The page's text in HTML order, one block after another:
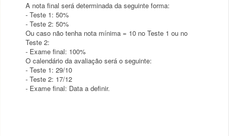
A nota final será determinada da seguinte forma:
- Teste 1: 50%
- Teste 2: 50%
Ou caso não tenha nota mínima = 10 no Teste 1 ou no
Teste 2:
- Exame final: 100%
O calendário da avaliação será o seguinte:
- Teste 1: 29/10
- Teste 2: 17/12
- Exame final: Data a definir.